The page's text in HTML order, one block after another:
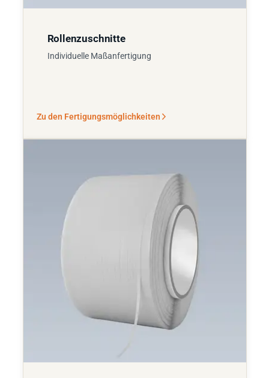
Rollenzuschnitte
Individuelle Maßanfertigung
Zu den Fertigungsmöglichkeiten